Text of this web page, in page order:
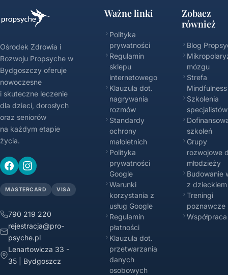
Ośrodek Zdrowia i
Rozwoju Propsyche w
Bydgoszczy oferuje
nowoczesne
i skuteczne leczenie
dla dzieci, dorosłych
oraz seniorów
na każdym etapie
życia.
MASTERCARD VISA
790 219 220
rejestracja@pro-
psyche.pl
Lenartowicza 33 -
35 | Bydgoszcz
Ważne linki
Polityka
prywatności
Regulamin
sklepu
internetowego
Klauzula dot.
nagrywania
rozmów
Standardy
ochrony
małoletnich
Polityka
prywatności
Google
Warunki
korzystania z
usług Google
Regulamin
płatności
Klauzula dot.
przetwarzania
danych
osobowych
Zobacz
również
Blog
mózgu
Strefa
Mindfulness
Szkolenia
specjalistów
szkoleń
Grupy
rozwojowe
młodzieży
Budowanie
z dzieckiem
Treningi
poznawcze
Współpraca